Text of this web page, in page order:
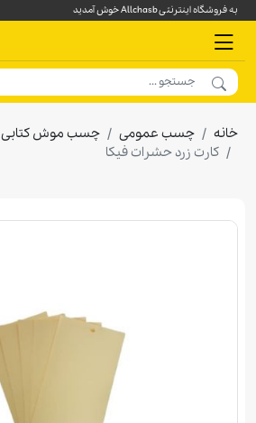
به فروشگاه اینترنتی Allchasb خوش آمدید
خانه چسب عمومی
چسب موش کتابی
کارت زرد حشرات فیکا